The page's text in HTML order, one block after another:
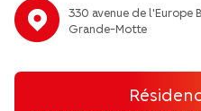
330 avenue de l'Europe
Grande-Motte